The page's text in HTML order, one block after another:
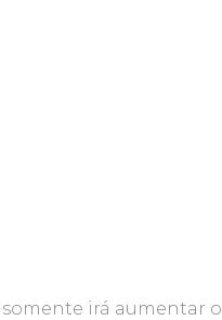
somente irá aumentar o